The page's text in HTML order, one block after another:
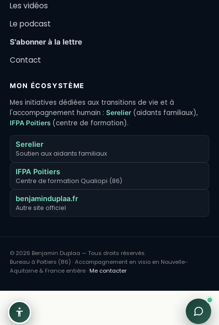
Les vidéos
Le podcast
S'abonner à la lettre
Contact
MON ÉCOSYSTÈME
Mes initiatives dédiées aux transitions de vie et à
l'accompagnement humain : Serelier (aidants familiaux),
IFPA Poitiers (centre de formation).
Serelier
Soutien aux aidants familiaux
IFPA Poitiers
Centre de formation Qualiopi (86)
benjaminduplaa.fr
Autre site officiel
© 2026 Benjamin Duplaa — Tous droits réservés.
Bureau à Poitiers (86) · Accompagnement en visio en Nouvelle-
Aquitaine & France entière ·Me contacter